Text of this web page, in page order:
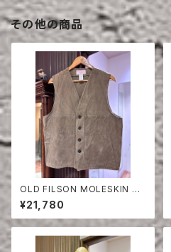
その他の商品
OLD FILSON MOLESKIN VE
ST
¥21,780